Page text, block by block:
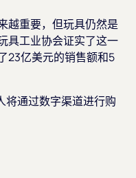
越重要，但玩具仍然是
具工业协会证实了这一
23亿美元的销售额和5
将通过数字渠道进行购